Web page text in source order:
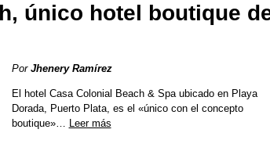
único hotel boutique
Por Jhenery Ramírez
El hotel Casa Colonial Beach & Spa ubicado en Playa
Dorada, Puerto Plata, es el «único con el concepto
boutique»… Leer más